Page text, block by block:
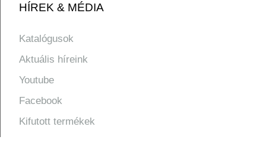
HÍREK & MÉDIA
Katalógusok
Aktuális híreink
Youtube
Facebook
Kifutott termékek